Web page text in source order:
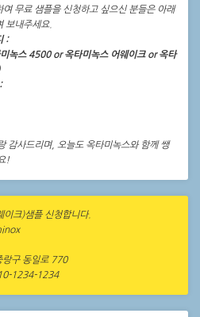
여 무료 샘플을 신청하고 싶으신 분들은 아래
보내주세요.
:
녹스 4500 or 옥타미녹스 어웨이크 or 옥타
감사드리며, 오늘도 옥타미녹스와 함께 쌩
!
이크)샘플 신청합니다.
랑구 동일로 770
1234-1234